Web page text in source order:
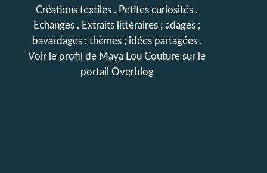
Créations textiles . Petites curiosités .
Echanges . Extraits littéraires ; adages ;
bavardages ; thèmes ; idées partagées .
Voir le profil de Maya Lou Couture sur le
portail Overblog